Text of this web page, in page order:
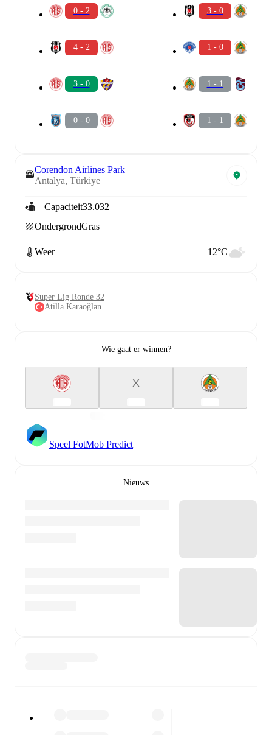
0 - 2
4 - 2
3 - 0
0 - 0
3 - 0
1 - 0
1 - 1
1 - 1
Corendon Airlines Park
Antalya, Türkiye
Capaciteit33.032
OndergrondGras
Weer 12°C
Super Lig Ronde 32
Atilla Karaoğlan
Wie gaat er winnen?
X
Speel FotMob Predict
Nieuws